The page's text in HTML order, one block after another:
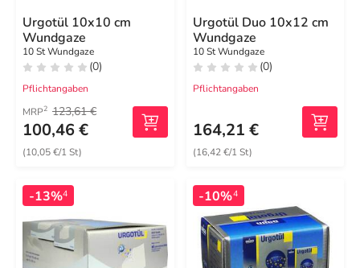
Urgotül 10x10 cm
Wundgaze
10 St Wundgaze
(0)
Pflichtangaben
MRP2 123,61 €
100,46 €
(10,05 €/1 St)
Urgotül Duo 10x12 cm
Wundgaze
10 St Wundgaze
(0)
Pflichtangaben
164,21 €
(16,42 €/1 St)
-13%4 -10%4